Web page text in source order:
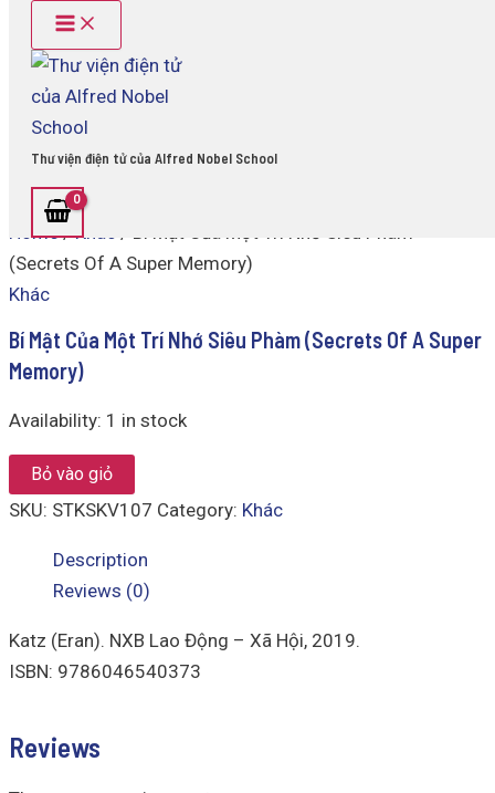
content
Main
Menu
Thư viện điện tử của Alfred Nobel School
Home/Khác / Bí Mật Của Một Trí Nhớ Siêu Phàm
(Secrets Of A Super Memory)
Khác
Bí Mật Của Một Trí Nhớ Siêu Phàm (Secrets Of A Super
Memory)
Availability: 1 in stock
Của
Nhớ
Phàm
(Secrets
Super
Memory)
quantity
Bỏ vào giỏ
SKU: STKSKV107 Category: Khác
Description
Reviews (0)
Katz (Eran). NXB Lao Động – Xã Hội, 2019.
ISBN: 9786046540373
Reviews